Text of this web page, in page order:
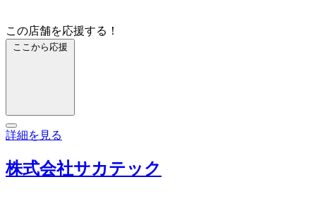
この店舗を応援する！
ここから応援
詳細を見る
株式会社サカテック